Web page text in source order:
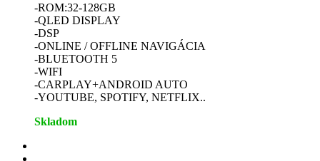
-ROM:32-128GB
-QLED DISPLAY
-DSP
-ONLINE / OFFLINE NAVIGÁCIA
-BLUETOOTH 5
-WIFI
-CARPLAY+ANDROID AUTO
-YOUTUBE, SPOTIFY, NETFLIX..
Skladom